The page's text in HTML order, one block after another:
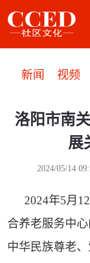
新闻 视频
洛阳市南
展
2024/05/14
2024年5月
合养老服务中
中华民族尊老